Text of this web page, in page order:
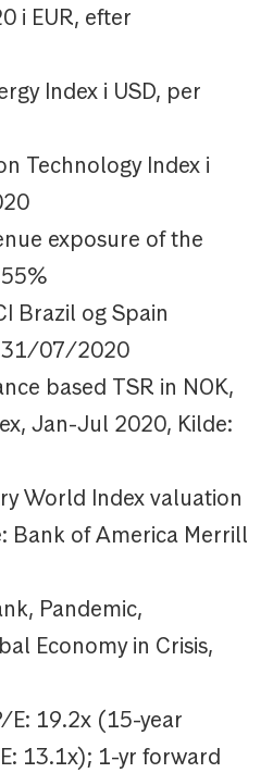
i EUR, efter
Index i USD, per
Technology Index i
exposure of the
Brazil og Spain
31/07/2020
based TSR in NOK,
Jan-Jul 2020, Kilde:
World Index valuation
Bank of America Merrill
Pandemic,
Economy in Crisis,
19.2x (15-year
13.1x); 1-yr forward